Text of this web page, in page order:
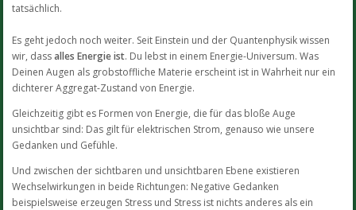
tatsächlich.
Es geht jedoch noch weiter. Seit Einstein und der Quantenphysik wissen
wir, dassalles Energie ist. Du lebst in einem Energie-Universum. Was
Deinen Augen als grobstoffliche Materie erscheint ist in Wahrheit nur ein
dichterer Aggregat-Zustand von Energie.
Gleichzeitig gibt es Formen von Energie, die für das bloße Auge
unsichtbar sind: Das gilt für elektrischen Strom, genauso wie unsere
Gedanken und Gefühle.
Und zwischen der sichtbaren und unsichtbaren Ebene existieren
Wechselwirkungen in beide Richtungen: Negative Gedanken
beispielsweise erzeugen Stress und Stress ist nichts anderes als ein